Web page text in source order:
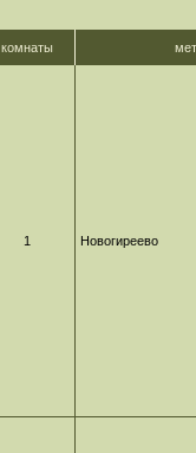
комнаты
1 Новогиреево